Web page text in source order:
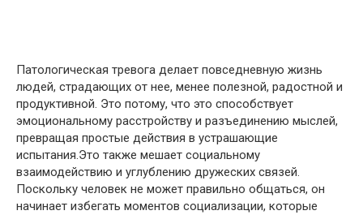
Патологическая тревога делает повседневную жизнь
людей, страдающих от нее, менее полезной, радостной и
продуктивной. Это потому, что это способствует
эмоциональному расстройству и разъединению мыслей,
превращая простые действия в устрашающие
испытания.Это также мешает социальному
взаимодействию и углублению дружеских связей.
Поскольку человек не может правильно общаться, он
начинает избегать моментов социализации, которые